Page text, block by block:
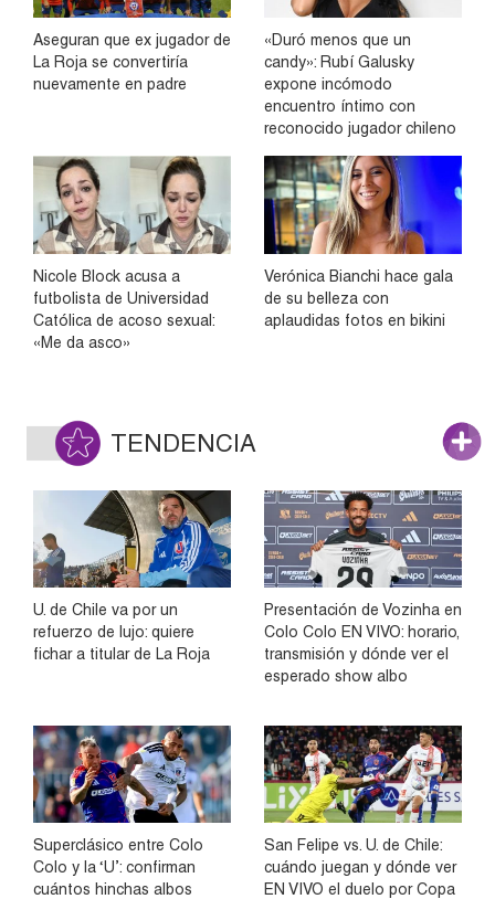
Aseguran que ex jugador de
La Roja se convertiría
nuevamente en padre
«Duró menos que un
candy»: Rubí Galusky
expone incómodo
encuentro íntimo con
reconocido jugador chileno
Nicole Block acusa a
futbolista de Universidad
Católica de acoso sexual:
«Me da asco»
Verónica Bianchi hace gala
de su belleza con
aplaudidas fotos en bikini
TENDENCIA
U. de Chile va por un
refuerzo de lujo: quiere
fichar a titular de La Roja
Presentación de Vozinha en
Colo Colo EN VIVO: horario,
transmisión y dónde ver el
esperado show albo
Superclásico entre Colo
Colo y la ‘U’: confirman
cuántos hinchas albos
San Felipe vs. U. de Chile:
cuándo juegan y dónde ver
EN VIVO el duelo por Copa